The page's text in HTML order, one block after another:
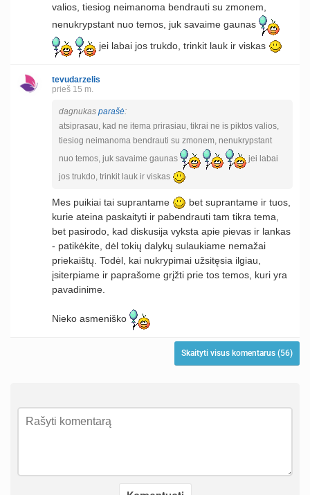
valios, tiesiog neimanoma bendrauti su zmonem,
nenukrypstant nuo temos, juk savaime gaunas
jei labai jos trukdo, trinkit lauk ir viskas
tevudarzelis
prieš 15 m.
dagnukas parašė:
atsiprasau, kad ne itema prirasiau, tikrai ne is piktos valios,
tiesiog neimanoma bendrauti su zmonem, nenukrypstant
nuo temos, juk savaime gaunas
jei labai
jos trukdo, trinkit lauk ir viskas
Mes puikiai tai suprantame
bet suprantame ir tuos,
kurie ateina paskaityti ir pabendrauti tam tikra tema,
bet pasirodo, kad diskusija vyksta apie pievas ir lankas
- patikėkite, dėl tokių dalykų sulaukiame nemažai
priekaištų. Todėl, kai nukrypimai užsitęsia ilgiau,
įsiterpiame ir paprašome grįžti prie tos temos, kuri yra
pavadinime.
Nieko asmeniško
Skaityti visus komentarus (56)